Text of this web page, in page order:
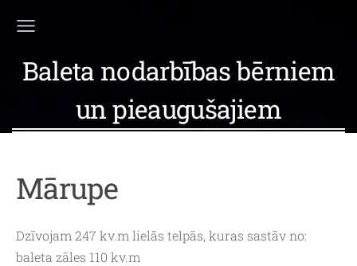
Baleta nodarbības bērniem
un pieaugušajiem
Mārupe
Dzīvojam 247 kv.m lielās telpās, kuras sastāv no:
baleta zāles 110 kv.m